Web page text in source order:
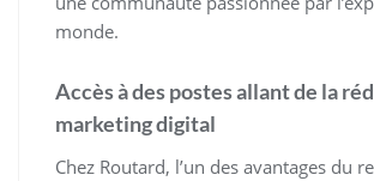
monde.
Accès à des postes allant de la
marketing digital
Chez Routard, l’un des avantages du